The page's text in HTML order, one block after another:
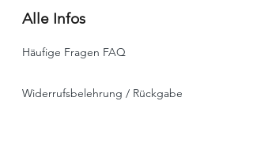
Alle Infos
Häufige Fragen FAQ
Widerrufsbelehrung / Rückgabe